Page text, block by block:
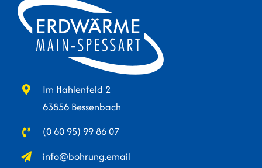
Im Hahlenfeld 2
63856 Bessenbach
(0 60 95) 99 86 07
info@bohrung.email